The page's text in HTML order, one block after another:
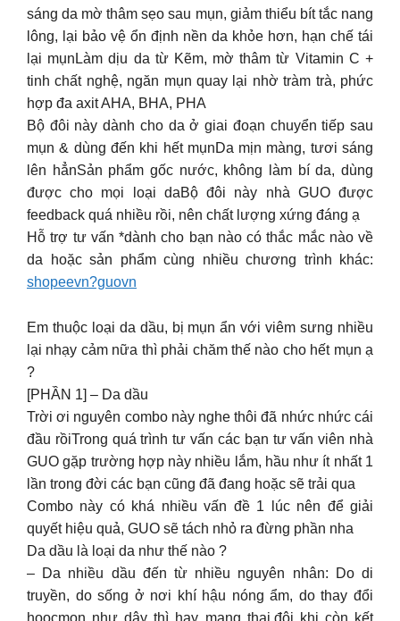
sáng da mờ thâm sẹo sau mụn, giảm thiểu bít tắc nang
lông, lại bảo vệ ổn định nền da khỏe hơn, hạn chế tái
lại mụnLàm dịu da từ Kẽm, mờ thâm từ Vitamin C +
tinh chất nghệ, ngăn mụn quay lại nhờ tràm trà, phức
hợp đa axit AHA, BHA, PHA
Bộ đôi này dành cho da ở giai đoạn chuyển tiếp sau
mụn & dùng đến khi hết mụnDa mịn màng, tươi sáng
lên hẳnSản phẩm gốc nước, không làm bí da, dùng
được cho mọi loại daBộ đôi này nhà GUO được
feedback quá nhiều rồi, nên chất lượng xứng đáng ạ
Hỗ trợ tư vấn *dành cho bạn nào có thắc mắc nào về
da hoặc sản phẩm cùng nhiều chương trình khác:
shopeevn?guovn
Em thuộc loại da dầu, bị mụn ẩn với viêm sưng nhiều
lại nhạy cảm nữa thì phải chăm thế nào cho hết mụn ạ
?
[PHẦN 1] – Da dầu
Trời ơi nguyên combo này nghe thôi đã nhức nhức cái
đầu rồiTrong quá trình tư vấn các bạn tư vấn viên nhà
GUO gặp trường hợp này nhiều lắm, hầu như ít nhất 1
lần trong đời các bạn cũng đã đang hoặc sẽ trải qua
Combo này có khá nhiều vấn đề 1 lúc nên để giải
quyết hiệu quả, GUO sẽ tách nhỏ ra đừng phần nha
Da dầu là loại da như thế nào ?
– Da nhiều dầu đến từ nhiều nguyên nhân: Do di
truyền, do sống ở nơi khí hậu nóng ẩm, do thay đổi
hoocmon như dậy thì hay mang thai,đôi khi còn kết